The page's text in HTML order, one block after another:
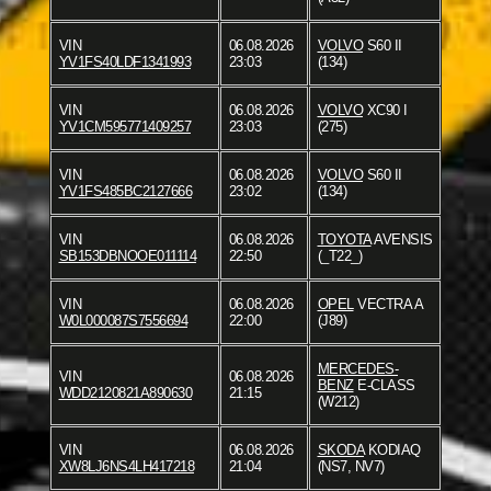
VIN
YV1FS40LDF1341993
06.08.2026
23:03
VOLVOS60 II
(134)
VIN
YV1CM595771409257
06.08.2026
23:03
VOLVOXC90 I
(275)
VIN
YV1FS485BC2127666
06.08.2026
23:02
VOLVOS60 II
(134)
VIN
SB153DBNOOE011114
06.08.2026
22:50
TOYOTAAVENSIS
(_T22_)
VIN
W0L000087S7556694
06.08.2026
22:00
OPELVECTRA A
(J89)
VIN
WDD2120821A890630
06.08.2026
21:15
MERCEDES-
BENZE-CLASS
(W212)
VIN
XW8LJ6NS4LH417218
06.08.2026
21:04
SKODAKODIAQ
(NS7, NV7)